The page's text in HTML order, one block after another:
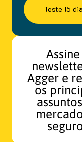
Teste 15
Agger e
os